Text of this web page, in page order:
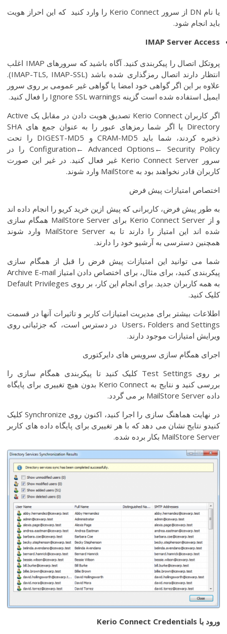
یا نام DN از سرور Kerio Connect را وارد کنید که این احراز هویت
باید انجام شود.
IMAP Server Access
پروتکل اتصال را پیکربندی کنید. آگاه باشید که سرورهای IMAP اغلب
انتظار دارند اتصال رمزگذاری شده باشد (IMAP-TLS, IMAP-SSL).
علاوه بر این اگر گواهی خود امضا یا گواهی غیر عمومی بر روی سرور
ایمیل استفاده شده است گزینه Ignore SSL warnings را فعال کنید.
اگر کاربران Kerio Connect تصدیق هویت دادن در مقابل یک Active
Directory یا اگر شما رمزهای عبور را به عنوان جمع های SHA
ذخیره کردند، شما باید CRAM-MD5 و DIGEST-MD5 را تحت
Configuration← Advanced Options← Security Policy را در
سرور Kerio Connect Server غیر فعال کنید. در غیر این صورت
کاربران قادر نخواهند بود به MailStore وارد شوند.
اختصاص امتیازات پیش فرض
به طور پیش فرض، کاربرانی که پیش ازین خرید کریو را انجام داده اند
و از Kerio Connect Server برای MailStore Server همگام سازی
شده اند این امتیاز را دارند تا به MailStore Server وارد شوند
همچنین دسترسی به آرشیو خود را دارند.
شما می توانید این امتیازات پیش فرض را قبل از همگام سازی
پیکربندی کنید، برای مثال، برای اختصاص دادن امتیاز Archive E-mail
به همه کاربران جدید. برای انجام این کار، بر روی Default Privileges
کلیک کنید.
اطلاعات بیشتر برای مدیریت امتیازات کاربر و تاثیرات آنها در قسمت
Users، Folders and Settings در دسترس است، که جزئیاتی روی
ویرایش امتیازات موجود دارند.
اجرای همگام سازی سرویس های دایرکتوری
بر روی Test Settings کلیک کنید تا پیکربندی همگام سازی را
بررسی کنید و نتایج به Kerio Connect بدون هیچ تغییری برای پایگاه
داده MailStore Server بر می گردد.
در نهایت هماهنگ سازی را اجرا کنید، اکنون روی Synchronize کلیک
کنیدو نتایج نشان می دهد که با هر تغییری برای پایگاه داده های کاربر
MailStore Server بکار برده شده.
ورود با Kerio Connect Credentials